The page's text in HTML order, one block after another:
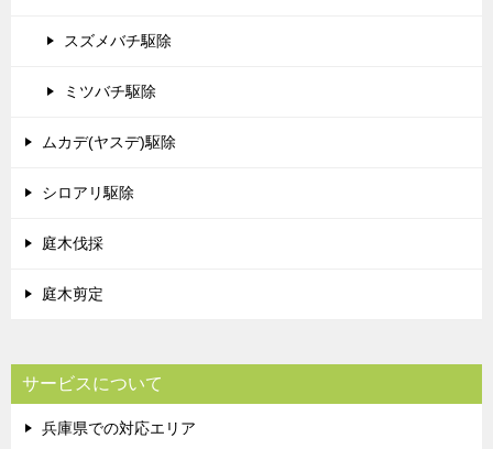
スズメバチ駆除
ミツバチ駆除
ムカデ(ヤスデ)駆除
シロアリ駆除
庭木伐採
庭木剪定
サービスについて
兵庫県での対応エリア